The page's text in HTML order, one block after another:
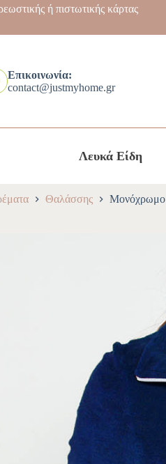
ή πιστωτικής κάρτας
Επικοινωνία:
contact@justmyhome.gr
Λευκά Είδη
Θαλάσσης Μονόχρωμο